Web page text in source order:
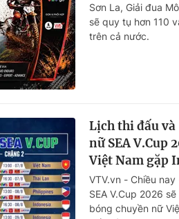
Sơn La, Giải đua
sẽ quy tụ hơn 110
trên cả nước.
Lịch thi đấu
nữ SEA V.Cup
Việt Nam gặp
VTV.vn - Chiều
SEA V.Cup 2026
bóng chuyền nữ